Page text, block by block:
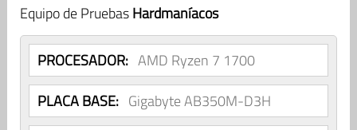
Equipo de PruebasHardmaníacos
PROCESADOR: AMD Ryzen 7 1700
PLACA BASE: Gigabyte AB350M-D3H